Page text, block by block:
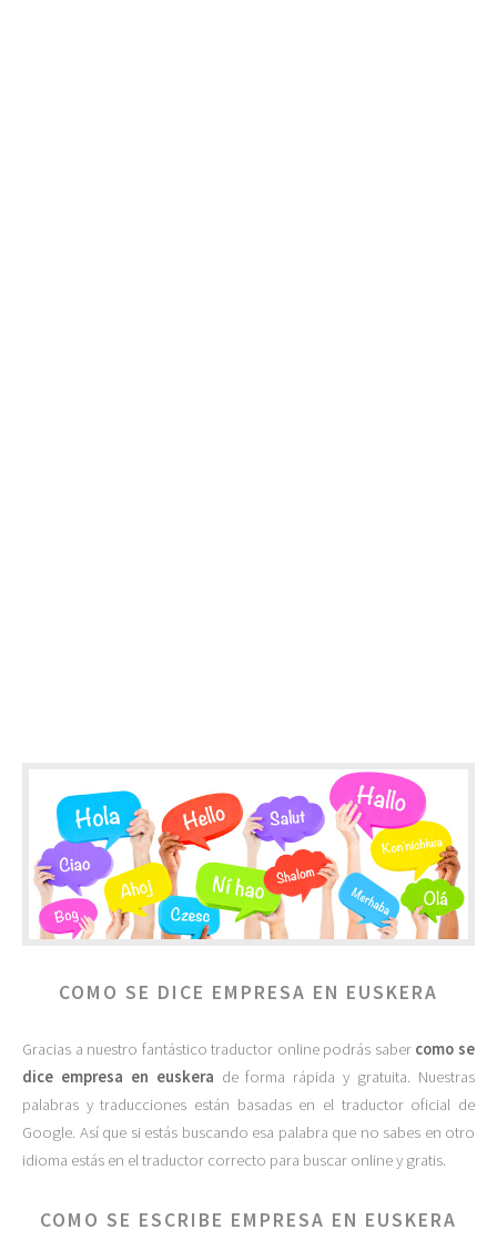
COMO SE DICE EMPRESA EN EUSKERA
Gracias a nuestro fantástico traductor online podrás saber como se
dice empresa en euskera de forma rápida y gratuita. Nuestras
palabras y traducciones están basadas en el traductor oficial de
Google. Así que si estás buscando esa palabra que no sabes en otro
idioma estás en el traductor correcto para buscar online y gratis.
COMO SE ESCRIBE EMPRESA EN EUSKERA